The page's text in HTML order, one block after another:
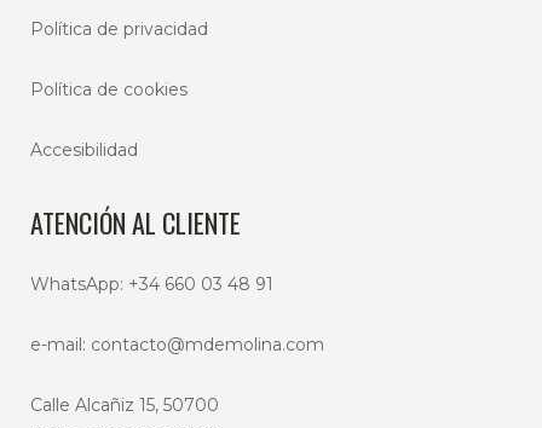
Política de privacidad
Política de cookies
Accesibilidad
ATENCIÓN AL CLIENTE
WhatsApp: +34 660 03 48 91
e-mail: contacto@mdemolina.com
Calle Alcañiz 15, 50700